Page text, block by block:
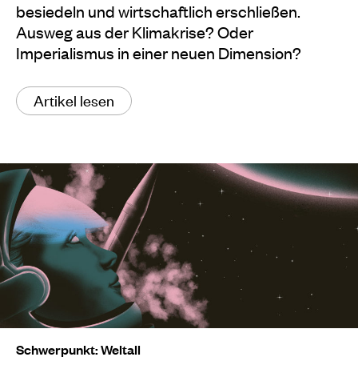
besiedeln und wirtschaftlich erschließen.
Ausweg aus der Klimakrise? Oder
Imperialismus in einer neuen Dimension?
Artikel lesen
Schwerpunkt: Weltall